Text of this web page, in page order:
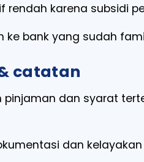
rendah karena subsidi
ke bank yang sudah
catatan
dan syarat
dan